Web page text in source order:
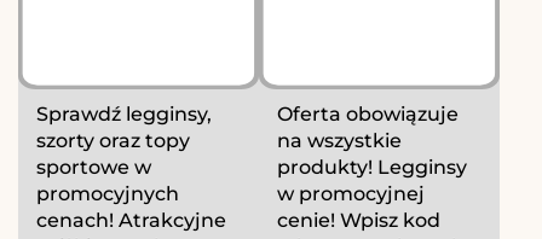
Sprawdź legginsy,
szorty oraz topy
sportowe w
promocyjnych
cenach! Atrakcyjne
Oferta obowiązuje
na wszystkie
produkty! Legginsy
w promocyjnej
cenie! Wpisz kod